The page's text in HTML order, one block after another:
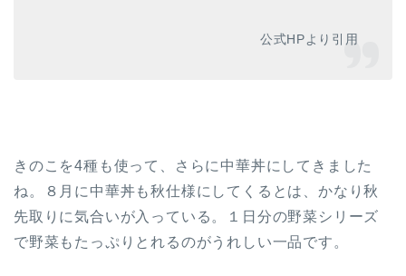
公式HPより引用
きのこを4種も使って、さらに中華丼にしてきました
ね。８月に中華丼も秋仕様にしてくるとは、かなり秋
先取りに気合いが入っている。１日分の野菜シリーズ
で野菜もたっぷりとれるのがうれしい一品です。